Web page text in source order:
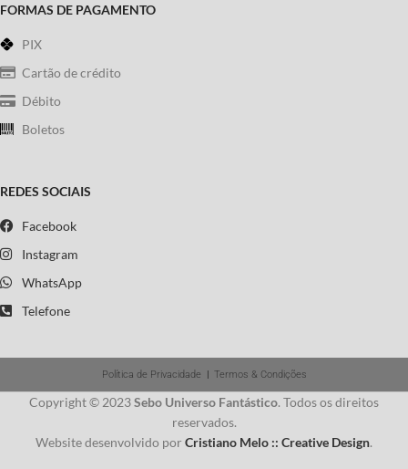
FORMAS DE PAGAMENTO
PIX
Cartão de crédito
Débito
Boletos
REDES SOCIAIS
Facebook
Instagram
WhatsApp
Telefone
Política de Privacidade | Termos & Condições
Copyright © 2023Sebo Universo Fantástico. Todos os direitos
reservados.
Website desenvolvido por Cristiano Melo :: Creative Design.